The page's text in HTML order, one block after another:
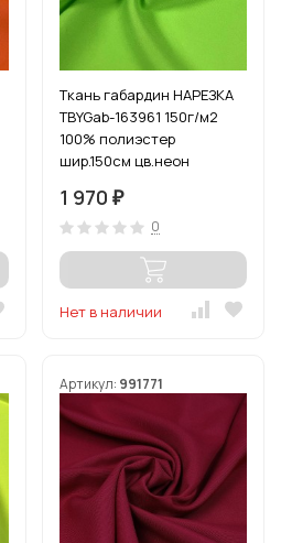
Ткань габардин НАРЕЗКА
TBYGab-163961 150г/м2
100% полиэстер
шир.150см цв.неон
1 970 ₽
0
Нет в наличии
Артикул: 991771